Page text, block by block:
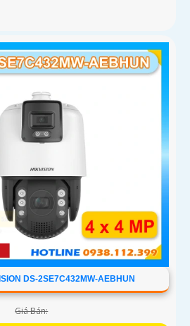
DS-2SE7C432MW-AEBHUN
Giá Bán: